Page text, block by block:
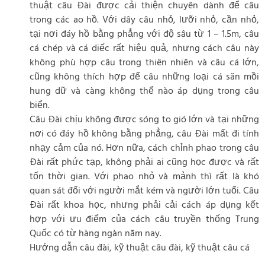
thuật câu Đài được cải thiện chuyên dành để câu
trong các ao hồ. Với dây câu nhỏ, lưỡi nhỏ, cần nhỏ,
tại nơi đáy hồ bằng phẳng với độ sâu từ 1 – 1.5m, câu
cá chép và cá diếc rất hiệu quả, nhưng cách câu này
không phù hợp câu trong thiên nhiên và câu cá lớn,
cũng không thích hợp để câu những loại cá săn mồi
hung dữ và càng không thể nào áp dụng trong câu
biển.
Câu Đài chịu không được sóng to gió lớn và tại những
nơi có đáy hồ không bằng phẳng, câu Đài mất đi tính
nhạy cảm của nó. Hơn nữa, cách chỉnh phao trong câu
Đài rất phức tạp, không phải ai cũng học được và rất
tốn thời gian. Với phao nhỏ và mảnh thì rất là khó
quan sát đối với người mắt kém và người lớn tuổi. Câu
Đài rất khoa học, nhưng phải cải cách áp dụng kết
hợp với ưu điểm của cách câu truyền thống Trung
Quốc có từ hàng ngàn năm nay.
Hướng dẫn câu đài, kỹ thuật câu đài, kỹ thuật câu cá